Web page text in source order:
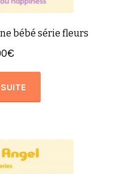
bébé série fleurs
€